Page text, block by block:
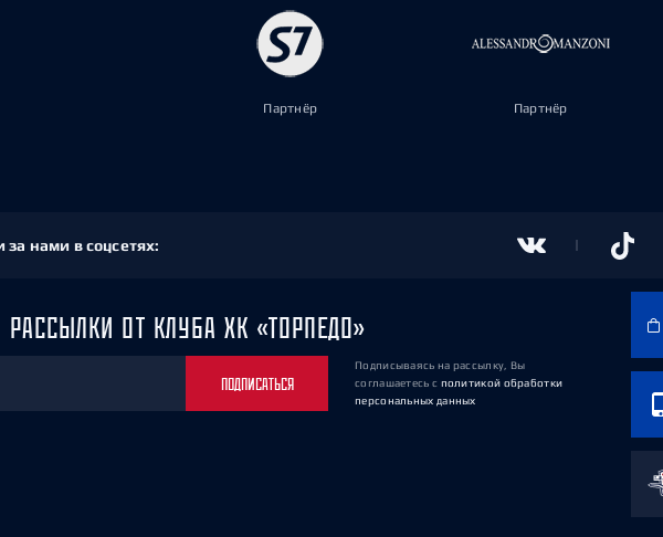
Партнёр Партнёр
нами в соцсетях:
ОТ КЛУБА ХК «ТОРПЕДО»
ПОДПИСАТЬСЯ
Подписываясь на рассылку, Вы
соглашаетесь с политикой обработки
персональных данных